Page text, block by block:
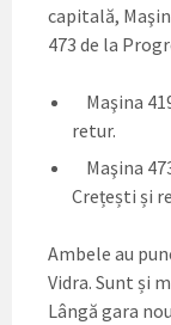
capitală,
473 de la
Maşina
retur.
Maşina
Crețești și
Ambele au
Vidra. Sunt și
Lângă gara